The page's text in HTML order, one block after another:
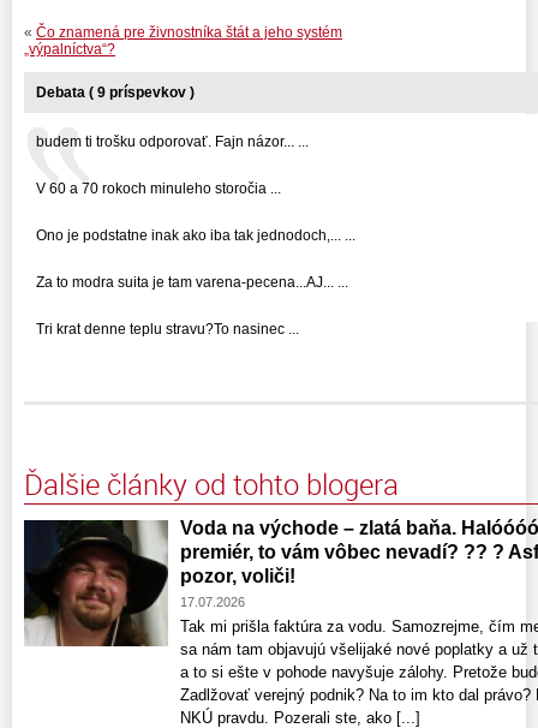
« Čo znamená pre živnostníka štát a jeho systém
„výpalníctva“?
Debata ( 9 príspevkov )
budem ti trošku odporovať. Fajn názor... ...
V 60 a 70 rokoch minuleho storočia ...
Ono je podstatne inak ako iba tak jednodoch,... ...
Za to modra suita je tam varena-pecena...AJ... ...
Tri krat denne teplu stravu?To nasinec ...
Ďalšie články od tohto blogera
Voda na východe – zlatá baňa.
premiér, to vám vôbec nevadí? ?? ?
pozor, voliči!
17.07.2026
Tak mi prišla faktúra za vodu. Samozrejme, čím
sa nám tam objavujú všelijaké nové poplatky a
a to si ešte v pohode navyšuje zálohy. Pretože
Zadlžovať verejný podnik? Na to im kto dal
NKÚ pravdu. Pozerali ste, ako [...]